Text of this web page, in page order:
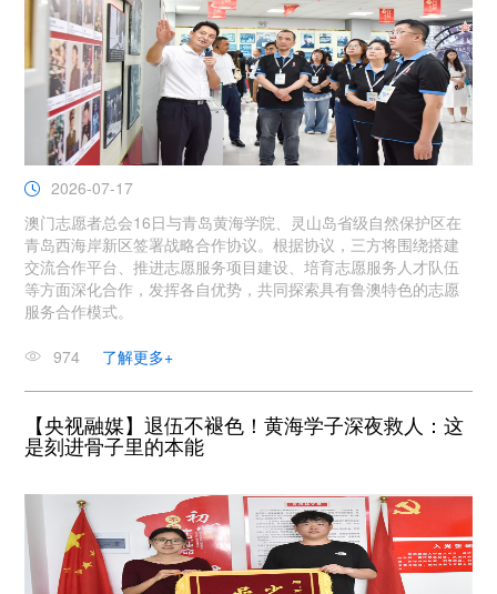
2026-07-17
澳门志愿者总会16日与青岛黄海学院、灵山岛省级自然保护区在
青岛西海岸新区签署战略合作协议。根据协议，三方将围绕搭建
交流合作平台、推进志愿服务项目建设、培育志愿服务人才队伍
等方面深化合作，发挥各自优势，共同探索具有鲁澳特色的志愿
服务合作模式。
974 了解更多+
【央视融媒】退伍不褪色！黄海学子深夜救人：这
是刻进骨子里的本能